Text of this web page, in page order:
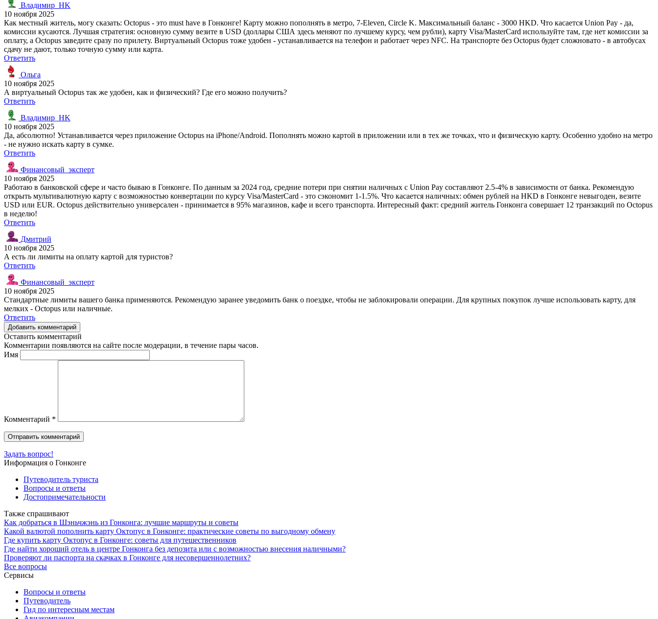
Владимир_HK
10 ноября 2025
Как местный житель, могу сказать: Octopus - это must have в Гонконге! Карту можно пополнять в метро, 7-Eleven, Circle K. Максимальный баланс - 3000 HKD. Что касается Union Pay - да,
комиссии кусаются. Лучшая стратегия: основную сумму везите в USD (доллары США здесь меняют по лучшему курсу, чем рубли), карту Visa/MasterCard используйте там, где нет комиссии за
оплату, а Octopus заведите сразу по прилету. Виртуальный Octopus тоже удобен - устанавливается на телефон и работает через NFC. На транспорте без Octopus будет сложновато - в автобусах
сдачу не дают, только точную сумму или карта.
Ответить
Ольга
10 ноября 2025
А виртуальный Octopus так же удобен, как и физический? Где его можно получить?
Ответить
Владимир_HK
10 ноября 2025
Да, абсолютно! Устанавливается через приложение Octopus на iPhone/Android. Пополнять можно картой в приложении или в тех же точках, что и физическую карту. Особенно удобно на метро
- не нужно искать карту в сумке.
Ответить
Финансовый_эксперт
10 ноября 2025
Работаю в банковской сфере и часто бываю в Гонконге. По данным за 2024 год, средние потери при снятии наличных с Union Pay составляют 2.5-4% в зависимости от банка. Рекомендую
открыть мультивалютную карту с возможностью конвертации по курсу Visa/MasterCard - это сэкономит 1-1.5%. Что касается наличных: обмен рублей на HKD в Гонконге невыгоден, везите
USD или EUR. Octopus действительно универсален - принимается в 95% магазинов, кафе и всего транспорта. Интересный факт: средний житель Гонконга совершает 12 транзакций по Octopus
в неделю!
Ответить
Дмитрий
10 ноября 2025
А есть ли лимиты на оплату картой для туристов?
Ответить
Финансовый_эксперт
10 ноября 2025
Стандартные лимиты вашего банка применяются. Рекомендую заранее уведомить банк о поездке, чтобы не заблокировали операции. Для крупных покупок лучше использовать карту, для
мелких - Octopus или наличные.
Ответить
Добавить комментарий
Оставить комментарий
Комментарии появляются на сайте после модерации, в течение пары часов.
Имя
Комментарий *
Задать вопрос!
Информация о Гонконге
Путеводитель туриста
Вопросы и ответы
Достопримечательности
Также спрашивают
Как добраться в Шэньчжэнь из Гонконга: лучшие маршруты и советы
Какой валютой пополнить карту Октопус в Гонконге: практические советы по выгодному обмену
Где купить карту Октопус в Гонконге: советы для путешественников
Где найти хороший отель в центре Гонконга без депозита или с возможностью внесения наличными?
Проверяют ли паспорта на скачках в Гонконге для несовершеннолетних?
Все вопросы
Сервисы
Вопросы и ответы
Путеводитель
Гид по интересным местам